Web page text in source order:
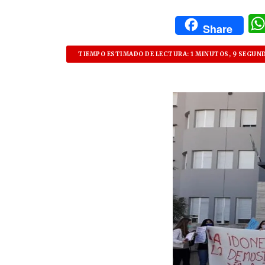
Share
TIEMPO ESTIMADO DE LECTURA: 1 MINUTOS, 9